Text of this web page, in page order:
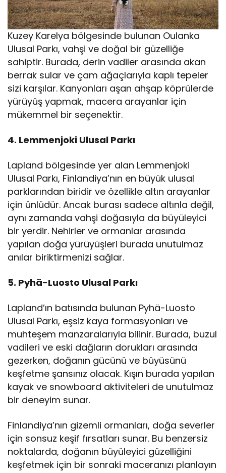
Kuzey Karelya bölgesinde bulunan Oulanka
Ulusal Parkı, vahşi ve doğal bir güzelliğe
sahiptir. Burada, derin vadiler arasında akan
berrak sular ve çam ağaçlarıyla kaplı tepeler
sizi karşılar. Kanyonları aşan ahşap köprülerde
yürüyüş yapmak, macera arayanlar için
mükemmel bir seçenektir.
4. Lemmenjoki Ulusal Parkı
Lapland bölgesinde yer alan Lemmenjoki
Ulusal Parkı, Finlandiya’nın en büyük ulusal
parklarından biridir ve özellikle altın arayanlar
için ünlüdür. Ancak burası sadece altınla değil,
aynı zamanda vahşi doğasıyla da büyüleyici
bir yerdir. Nehirler ve ormanlar arasında
yapılan doğa yürüyüşleri burada unutulmaz
anılar biriktirmenizi sağlar.
5. Pyhä-Luosto Ulusal Parkı
Lapland’ın batısında bulunan Pyhä-Luosto
Ulusal Parkı, eşsiz kaya formasyonları ve
muhteşem manzaralarıyla bilinir. Burada, buzul
vadileri ve eski dağların dorukları arasında
gezerken, doğanın gücünü ve büyüsünü
keşfetme şansınız olacak. Kışın burada yapılan
kayak ve snowboard aktiviteleri de unutulmaz
bir deneyim sunar.
Finlandiya’nın gizemli ormanları, doğa severler
için sonsuz keşif fırsatları sunar. Bu benzersiz
noktalarda, doğanın büyüleyici güzelliğini
keşfetmek için bir sonraki maceranızı planlayın